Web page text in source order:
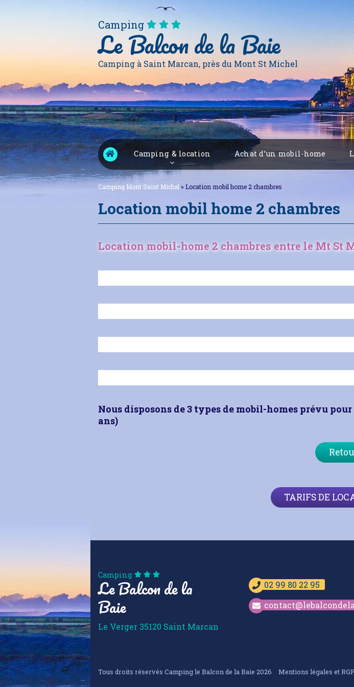
Camping
Le Balcon de la Baie
Camping à Saint Marcan, près du Mont St Michel
Camping & location Achat d’un mobil-home
Camping Mont Saint Michel » Location mobil home 2 chambres
Location mobil home 2 chambres
Location mobil-home 2 chambres entre le Mt St
Nous disposons de 3 types de mobil-homes prévu pour
ans)
TARIFS DE
Camping
Le Balcon de la
Baie
Le Verger 35120 Saint Marcan
02 99 80 22 95
Tous droits réservés Camping le Balcon de la Baie 2026 Mentions légales et